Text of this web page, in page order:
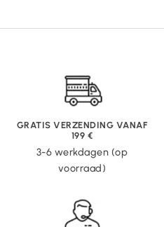
GRATIS VERZENDING VANAF
199 €
3-6 werkdagen (op
voorraad)